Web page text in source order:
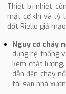
Thiết bị nhiệt
mặt cơ khí và tỷ
đốt Riello giả
Nguy cơ cháy
dụng hệ thống
kém chất
dẫn đến cháy
tài sản nhà